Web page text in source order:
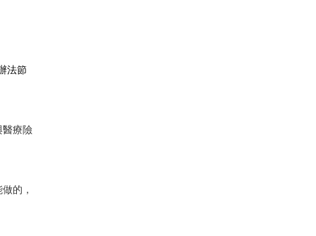
法節
醫療險
的，